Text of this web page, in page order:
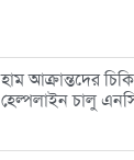
হাম আক্রান্তদের
হেল্পলাইন চালু